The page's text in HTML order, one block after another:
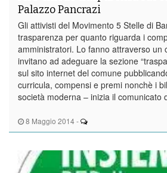
8 Maggio 2014 -
Palazzo Pancrazi
Gli attivisti del Movimento 5 Stelle di
trasparenza per quanto riguarda i
amministratori. Lo fanno attraverso un
invitano ad adeguare la sezione
sul sito internet del comune
curricula, compensi e premi nonchè i
società moderna – inizia il comunicato